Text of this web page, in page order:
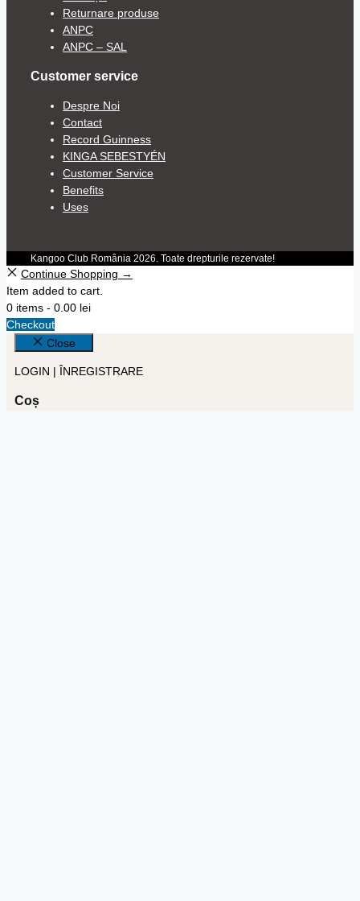
Returnare produse
ANPC
ANPC – SAL
Customer service
Despre Noi
Contact
Record Guinness
KINGA SEBESTYÉN
Customer Service
Benefits
Uses
Kangoo Club România 2026. Toate drepturile rezervate!
Continue Shopping →
Item added to cart.
0 items - 0.00 lei
Checkout
Close
LOGIN | ÎNREGISTRARE
Coș